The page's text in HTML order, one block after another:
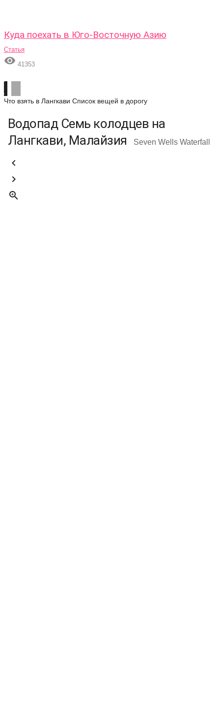
Куда поехать в Юго-Восточную Азию
Статья
 41353
Что взять в Лангкави Список вещей в дорогу
Водопад Семь колодцев на
Лангкави, Малайзия
Seven Wells Waterfall


